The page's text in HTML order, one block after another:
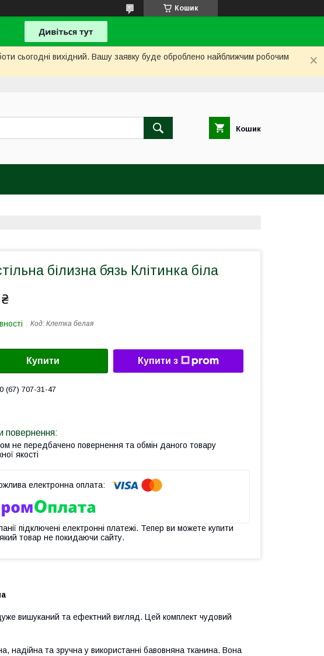
Кошик
сьогодні вихідний. Вашу заявку буде оброблено найближчим робочим
Кошик
білизна бязь Клітинка біла
Код: Клетка белая
Купити Купити з
(67) 707-31-47
не передбачено повернення та обмін даного товару
якості
підключені електронні платежі. Тепер ви можете купити
товар не покидаючи сайту.
вишуканий та ефектний вигляд. Цей комплект чудовий
надійна та зручна у використанні бавовняна тканина. Вона